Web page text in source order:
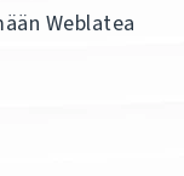
Weblatea